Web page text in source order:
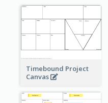
Timebound Project
Canvas